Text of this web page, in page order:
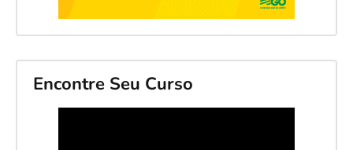
Encontre Seu Curso